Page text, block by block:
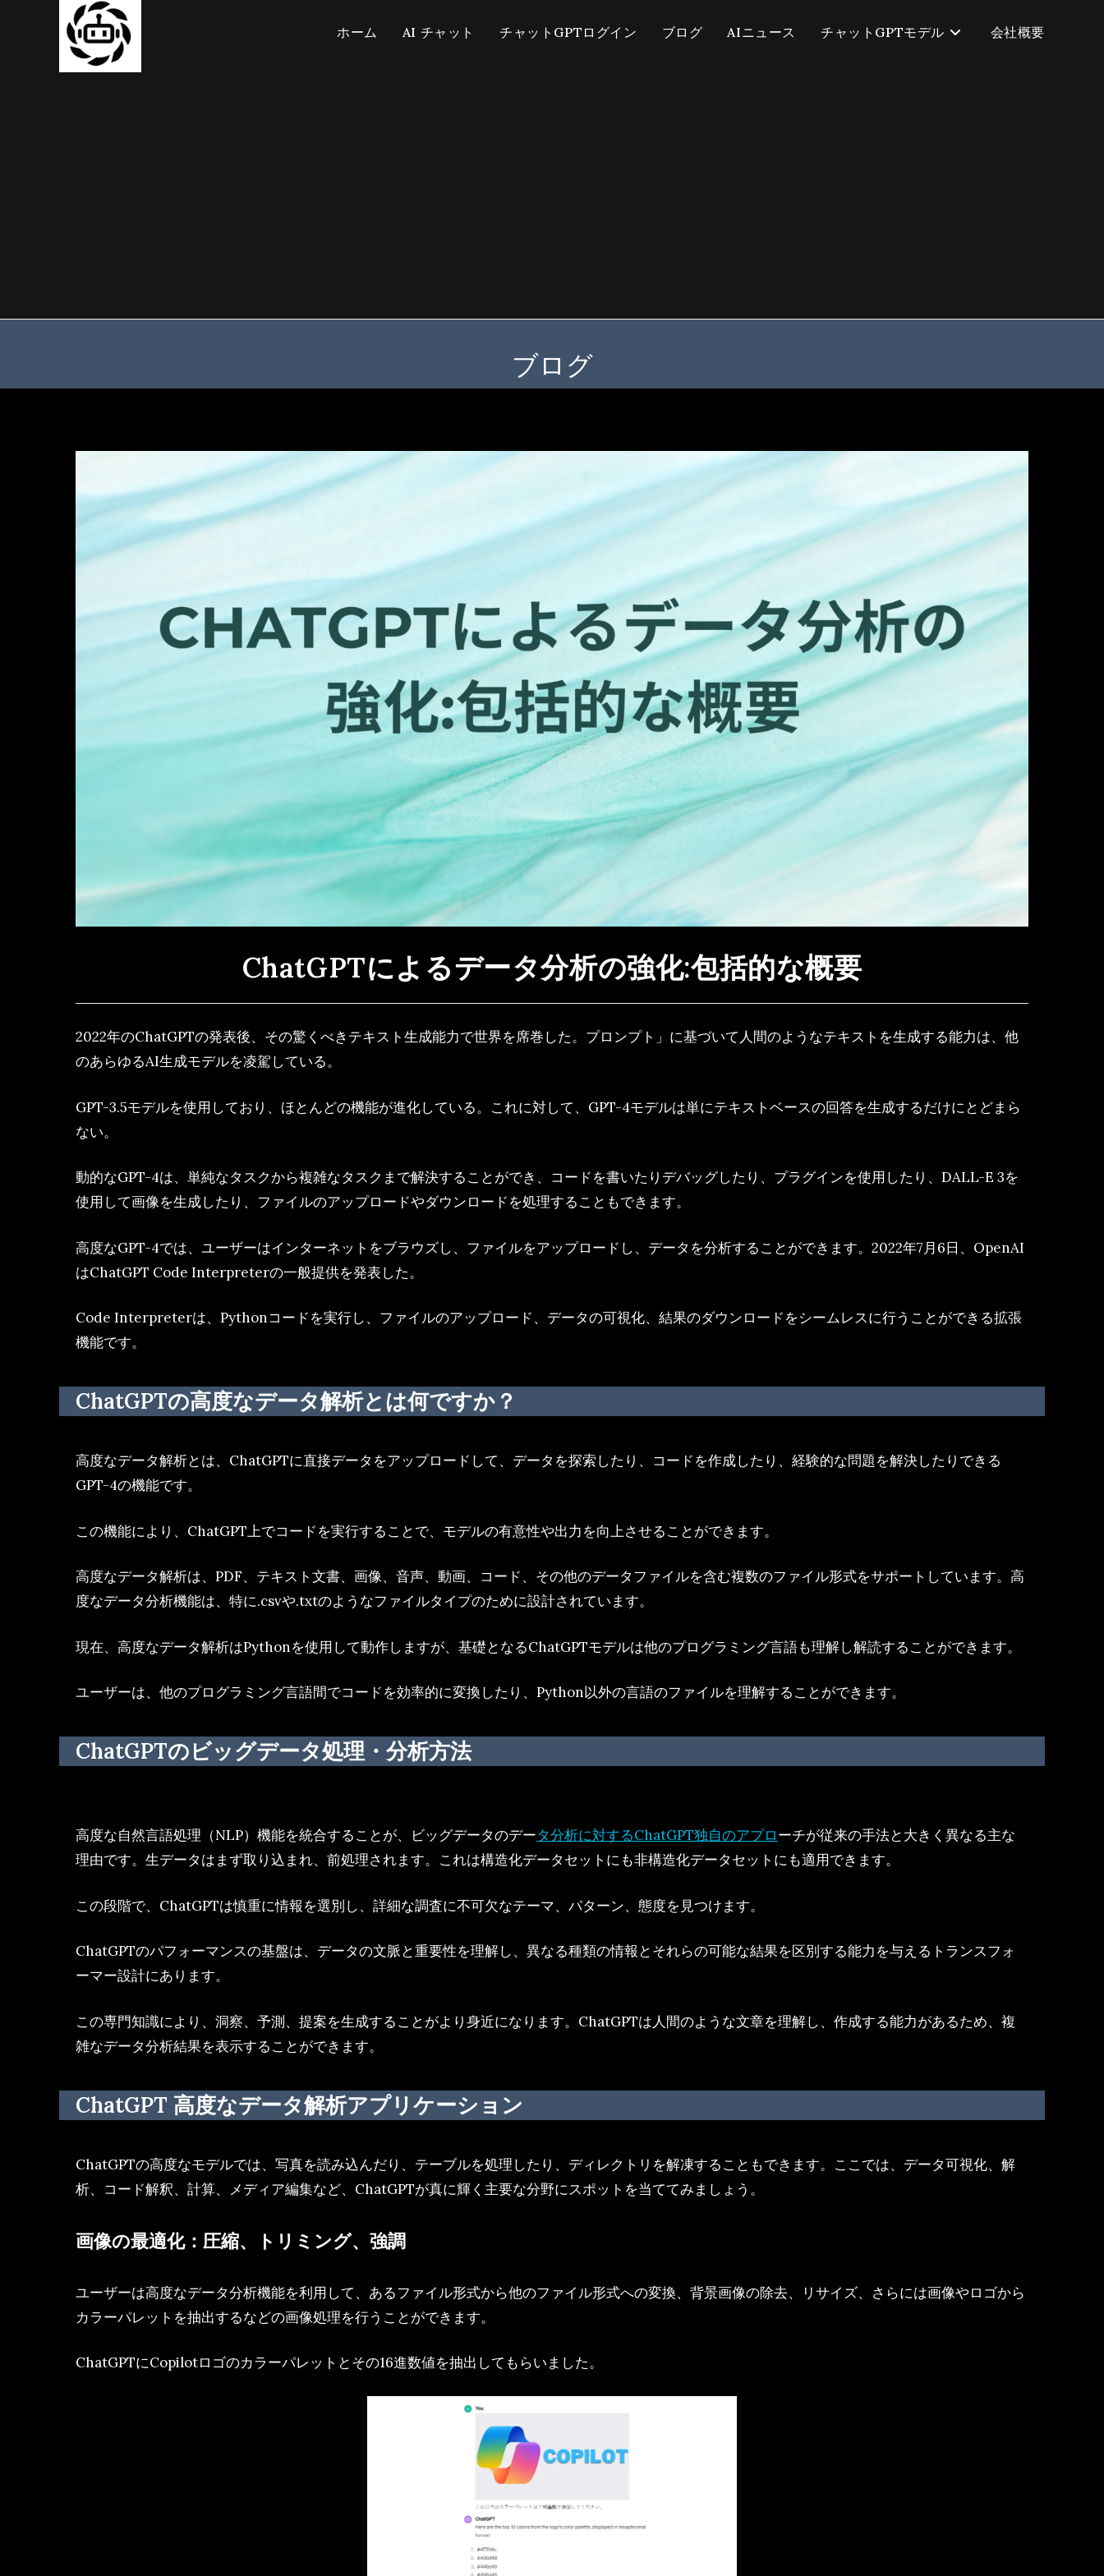
ホーム AI チャット チャットGPTログイン ブログ AIニュース チャットGPTモデル 会社概要
ブログ
ChatGPTによるデータ分析の強化:包括的な概要
2022年のChatGPTの発表後、その驚くべきテキスト生成能力で世界を席巻した。プロンプト」に基づいて人間のようなテキストを生成する能力は、他
のあらゆるAI生成モデルを凌駕している。
GPT-3.5モデルを使用しており、ほとんどの機能が進化している。これに対して、GPT-4モデルは単にテキストベースの回答を生成するだけにとどまら
ない。
動的なGPT-4は、単純なタスクから複雑なタスクまで解決することができ、コードを書いたりデバッグしたり、プラグインを使用したり、DALL-E 3を
使用して画像を生成したり、ファイルのアップロードやダウンロードを処理することもできます。
高度なGPT-4では、ユーザーはインターネットをブラウズし、ファイルをアップロードし、データを分析することができます。2022年7月6日、OpenAI
はChatGPT Code Interpreterの一般提供を発表した。
Code Interpreterは、Pythonコードを実行し、ファイルのアップロード、データの可視化、結果のダウンロードをシームレスに行うことができる拡張
機能です。
ChatGPTの高度なデータ解析とは何ですか？
高度なデータ解析とは、ChatGPTに直接データをアップロードして、データを探索したり、コードを作成したり、経験的な問題を解決したりできる
GPT-4の機能です。
この機能により、ChatGPT上でコードを実行することで、モデルの有意性や出力を向上させることができます。
高度なデータ解析は、PDF、テキスト文書、画像、音声、動画、コード、その他のデータファイルを含む複数のファイル形式をサポートしています。高
度なデータ分析機能は、特に.csvや.txtのようなファイルタイプのために設計されています。
現在、高度なデータ解析はPythonを使用して動作しますが、基礎となるChatGPTモデルは他のプログラミング言語も理解し解読することができます。
ユーザーは、他のプログラミング言語間でコードを効率的に変換したり、Python以外の言語のファイルを理解することができます。
ChatGPTのビッグデータ処理・分析方法
高度な自然言語処理（NLP）機能を統合することが、ビッグデータのデータ分析に対するChatGPT独自のアプローチが従来の手法と大きく異なる主な
理由です。生データはまず取り込まれ、前処理されます。これは構造化データセットにも非構造化データセットにも適用できます。
この段階で、ChatGPTは慎重に情報を選別し、詳細な調査に不可欠なテーマ、パターン、態度を見つけます。
ChatGPTのパフォーマンスの基盤は、データの文脈と重要性を理解し、異なる種類の情報とそれらの可能な結果を区別する能力を与えるトランスフォ
ーマー設計にあります。
この専門知識により、洞察、予測、提案を生成することがより身近になります。ChatGPTは人間のような文章を理解し、作成する能力があるため、複
雑なデータ分析結果を表示することができます。
ChatGPT 高度なデータ解析アプリケーション
ChatGPTの高度なモデルでは、写真を読み込んだり、テーブルを処理したり、ディレクトリを解凍することもできます。ここでは、データ可視化、解
析、コード解釈、計算、メディア編集など、ChatGPTが真に輝く主要な分野にスポットを当ててみましょう。
画像の最適化：圧縮、トリミング、強調
ユーザーは高度なデータ分析機能を利用して、あるファイル形式から他のファイル形式への変換、背景画像の除去、リサイズ、さらには画像やロゴから
カラーパレットを抽出するなどの画像処理を行うことができます。
ChatGPTにCopilotロゴのカラーパレットとその16進数値を抽出してもらいました。